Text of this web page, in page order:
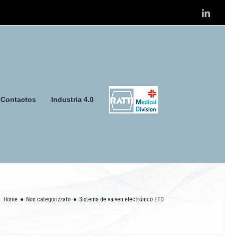
Contactos Industria 4.0
Home Non categorizzato Sistema de vaiven electrónico ETD